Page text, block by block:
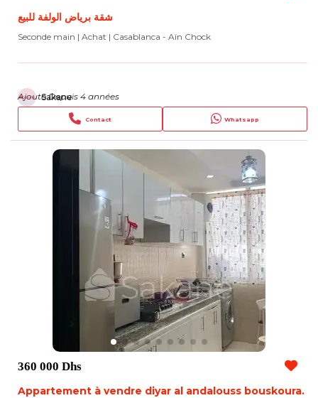
شقة برياض الولفة للبيع
Seconde main | Achat | Casablanca - Aïn Chock
Sakane
Contact Whatsapp
Ajouté Depuis 4 années
360 000 Dhs
Appartement à vendre diyar al andalouss bouskoura.